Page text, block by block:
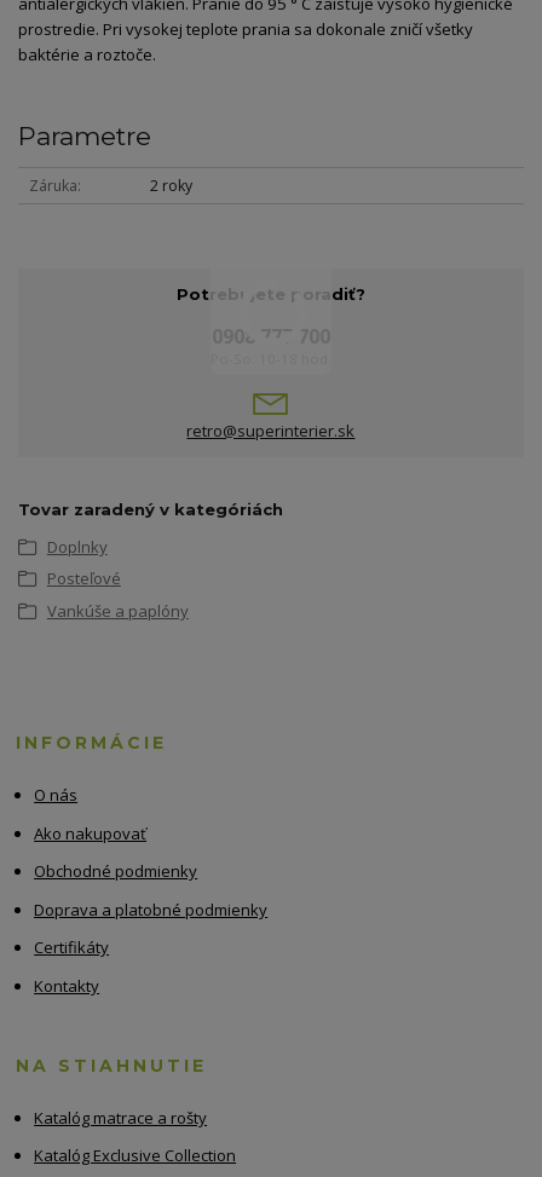
prostredie. Pri vysokej teplote prania sa dokonale zničí všetky
baktérie a roztoče.
Parametre
Záruka 2 roky
Potrebujete poradiť?
retro@superinterier.sk
Tovar zaradený v kategóriách
Doplnky
Posteľové
Vankúše a paplóny
INFORMÁCIE
O nás
Ako nakupovať
Obchodné podmienky
Doprava a platobné podmienky
Certifikáty
Kontakty
NA STIAHNUTIE
Katalóg matrace a rošty
Katalóg Exclusive Collection